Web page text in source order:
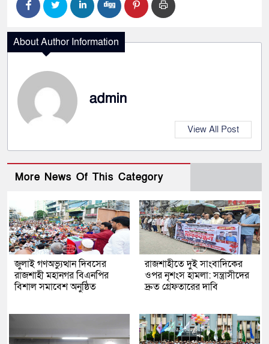
About Author Information
admin
View All Post
More News Of This Category
জুলাই গণঅভ্যুত্থান দিবসের
রাজশাহী মহানগর বিএনপির
বিশাল সমাবেশ অনুষ্ঠিত
রাজশাহীতে দুই সাংবাদিকের
ওপর নৃশংস হামলা: সন্ত্রাসীদের
দ্রুত গ্রেফতারের দাবি